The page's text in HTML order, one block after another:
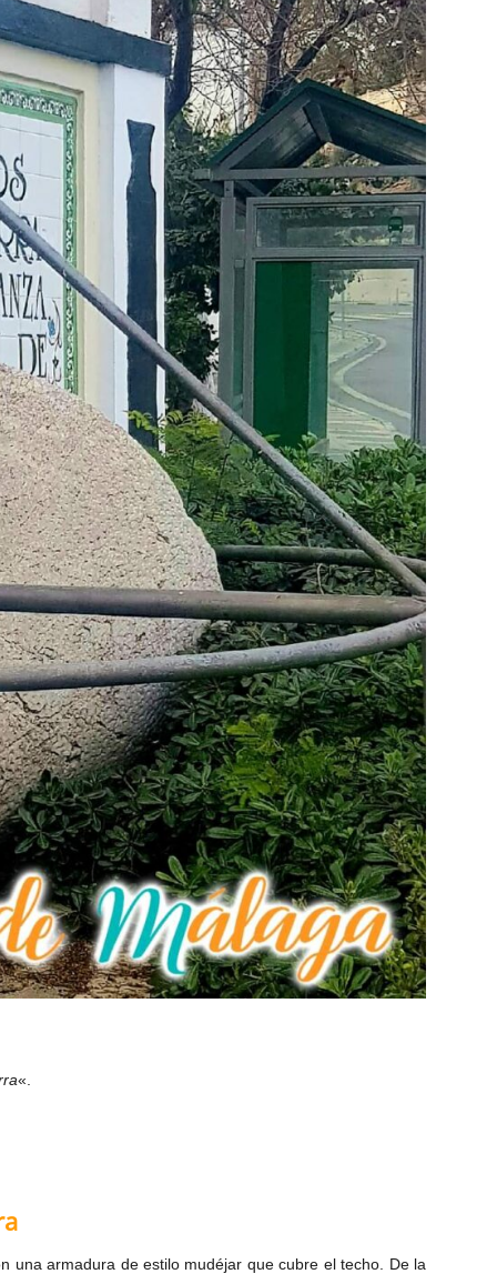
«.
una armadura de estilo mudéjar que cubre el techo. De la